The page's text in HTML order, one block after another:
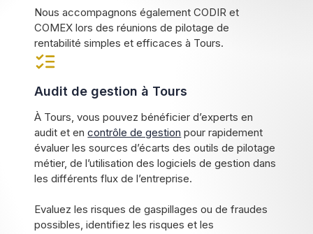
Nous accompagnons également CODIR et
COMEX lors des réunions de pilotage de
rentabilité simples et efficaces à Tours.
Audit de gestion à Tours
À Tours, vous pouvez bénéficier d’experts en
audit et encontrôle de gestion pour rapidement
évaluer les sources d’écarts des outils de pilotage
métier, de l’utilisation des logiciels de gestion dans
les différents flux de l’entreprise.
Evaluez les risques de gaspillages ou de fraudes
possibles, identifiez les risques et les